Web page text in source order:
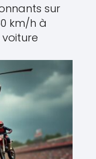
sur
km/h à